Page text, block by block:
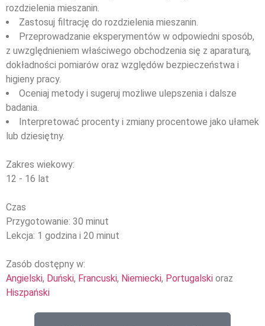
rozdzielenia mieszanin.
Zastosuj filtrację do rozdzielenia mieszanin.
Przeprowadzanie eksperymentów w odpowiedni sposób,
z uwzględnieniem właściwego obchodzenia się z aparaturą,
dokładności pomiarów oraz względów bezpieczeństwa i
higieny pracy.
Oceniaj metody i sugeruj możliwe ulepszenia i dalsze
badania.
Interpretować procenty i zmiany procentowe jako ułamek
lub dziesiętny.
Zakres wiekowy:
12 - 16 lat
Czas
Przygotowanie: 30 minut
Lekcja: 1 godzina i 20 minut
Zasób dostępny w:
Angielski, Duński, Francuski, Niemiecki, Portugalski oraz
Hiszpański